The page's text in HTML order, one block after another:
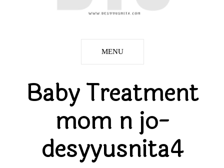
MENU
Baby Treatment
mom n jo-
desyyusnita4